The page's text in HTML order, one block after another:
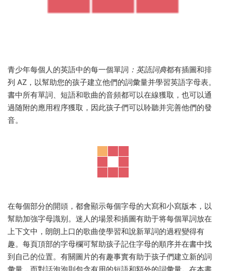
青少年每個人的英語中的每一個單詞 ：英語詞典都有插圖和排
列 AZ，以幫助您的孩子建立他們的詞彙量并學習英語字母表。
書中所有單詞、短語和歌曲的音頻都可以在線獲取，也可以通
過随附的應用程序獲取，因此孩子們可以聆聽并完善他們的發
音。